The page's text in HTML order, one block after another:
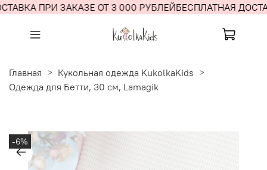
ПРИ ЗАКАЗЕ ОТ 3 000 РУБЛЕЙБЕСПЛАТНАЯ
Главная
Кукольная одежда KukolkaKids
Одежда для Бетти, 30 см, Lamagik
-6%